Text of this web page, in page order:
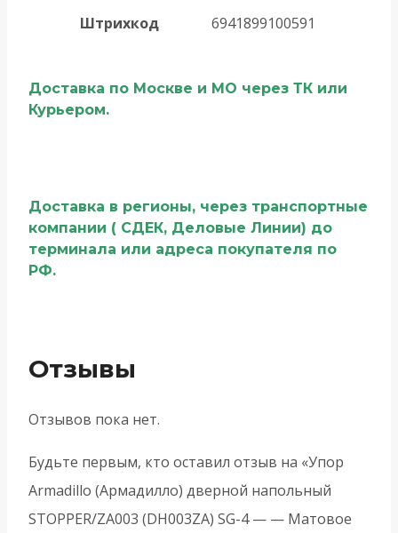
Штрихкод 6941899100591
Доставка по Москве и МО через ТК или
Курьером.
Доставка в регионы, через транспортные
компании ( СДЕК, Деловые Линии) до
терминала или адреса покупателя по
РФ.
Отзывы
Отзывов пока нет.
Будьте первым, кто оставил отзыв на «Упор
Armadillo (Армадилло) дверной напольный
STOPPER/ZA003 (DH003ZA) SG-4 — — Матовое